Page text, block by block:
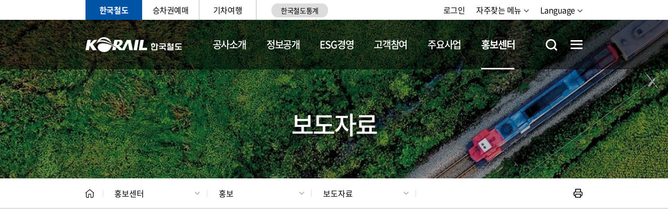
한국철도 승차권예매 기차여행 한국철도통계 로그인 자주찾는 메뉴 Language
공사소개 정보공개 ESG경영 고객참여 주요사업 홍보센터
홍보 문화사업 갤러리 기차소개 철도체험
보도자료
홍보센터 홍보 보도자료